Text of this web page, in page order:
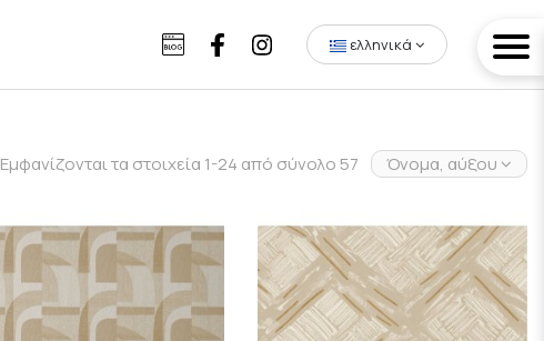
ελληνικά
Εμφανίζονται τα στοιχεία 1-24 από σύνολο 57 Όνομα, αύξουσα